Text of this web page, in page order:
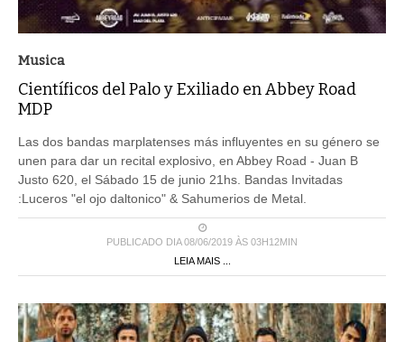
Musica
Científicos del Palo y Exiliado en Abbey Road
MDP
Las dos bandas marplatenses más influyentes en su género se
unen para dar un recital explosivo, en Abbey Road - Juan B
Justo 620, el Sábado 15 de junio 21hs. Bandas Invitadas
:Luceros "el ojo daltonico" & Sahumerios de Metal.
PUBLICADO DIA 08/06/2019 ÀS 03H12MIN
LEIA MAIS ...